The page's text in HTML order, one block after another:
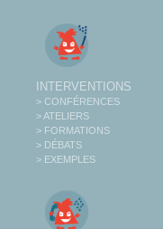
INTERVENTIONS
> CONFÉRENCES
> ATELIERS
> FORMATIONS
> DÉBATS
> EXEMPLES